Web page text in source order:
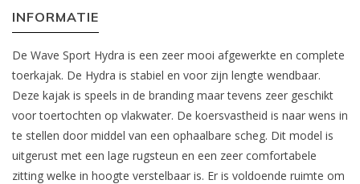
INFORMATIE
De Wave Sport Hydra is een zeer mooi afgewerkte en complete
toerkajak. De Hydra is stabiel en voor zijn lengte wendbaar.
Deze kajak is speels in de branding maar tevens zeer geschikt
voor toertochten op vlakwater. De koersvastheid is naar wens in
te stellen door middel van een ophaalbare scheg. Dit model is
uitgerust met een lage rugsteun en een zeer comfortabele
zitting welke in hoogte verstelbaar is. Er is voldoende ruimte om